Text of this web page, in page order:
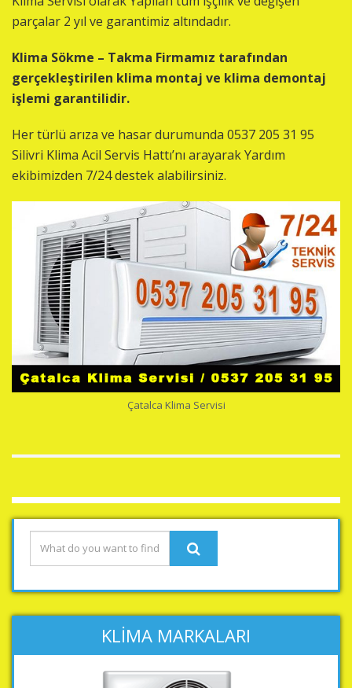
parçalar 2 yıl ve garantimiz altındadır.
Klima Sökme – Takma Firmamız tarafından
gerçekleştirilen klima montaj ve klima demontaj
işlemi garantilidir.
Her türlü arıza ve hasar durumunda 0537 205 31 95
Silivri Klima Acil Servis Hattı’nı arayarak Yardım
ekibimizden 7/24 destek alabilirsiniz.
Çatalca Klima Servisi
KLİMA MARKALARI